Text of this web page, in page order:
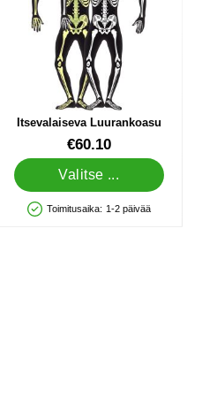
Itsevalaiseva Luurankoasu
Tuote.nro 11864€60.10
Valitse ...
Saatavuus: Varastossa
Toimitusaika: 1-2 päivää